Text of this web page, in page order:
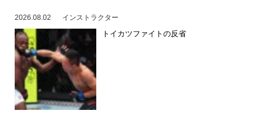
2026.08.02 インストラクター
トイカツファイトの反省